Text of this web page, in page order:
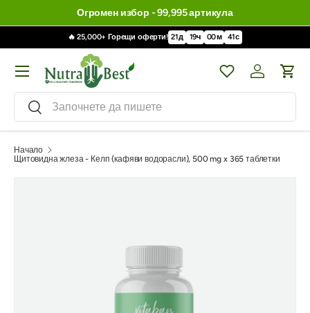
Огромен избор - 99,995 артикула
🔥 25,000+ Горещи оферти! 21д 19ч 00м 39с
Търсене
Търсене
WishlistВлизане /
Меню
Начало
Щитовидна жлеза - Келп (кафяви водорасли), 500 mg x 365 таблетки